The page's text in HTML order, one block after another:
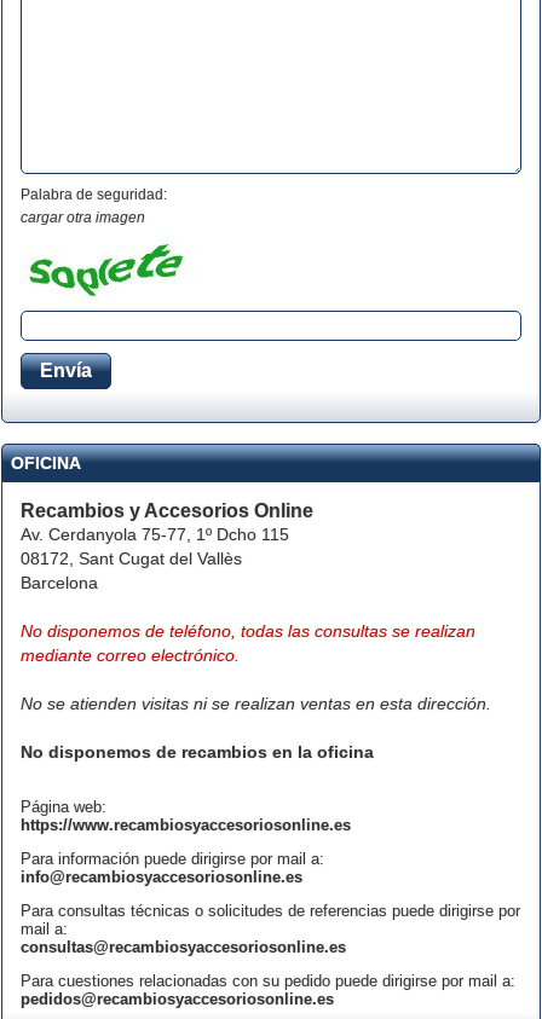
Palabra de seguridad:
cargar otra imagen
OFICINA
Recambios y Accesorios Online
Av. Cerdanyola 75-77, 1º Dcho 115
08172, Sant Cugat del Vallès
Barcelona
No disponemos de teléfono, todas las consultas se realizan
mediante correo electrónico.
No se atienden visitas ni se realizan ventas en esta dirección.
No disponemos de recambios en la oficina
Página web:
https://www.recambiosyaccesoriosonline.es
Para información puede dirigirse por mail a:
info@recambiosyaccesoriosonline.es
Para consultas técnicas o solicitudes de referencias puede dirigirse por
mail a:
consultas@recambiosyaccesoriosonline.es
Para cuestiones relacionadas con su pedido puede dirigirse por mail a:
pedidos@recambiosyaccesoriosonline.es